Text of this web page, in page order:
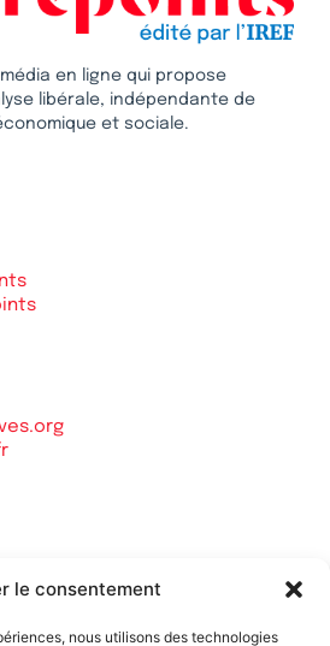
le consentement
nous utilisons des technologies
en ligne qui propose
libérale, indépendante de
et sociale.